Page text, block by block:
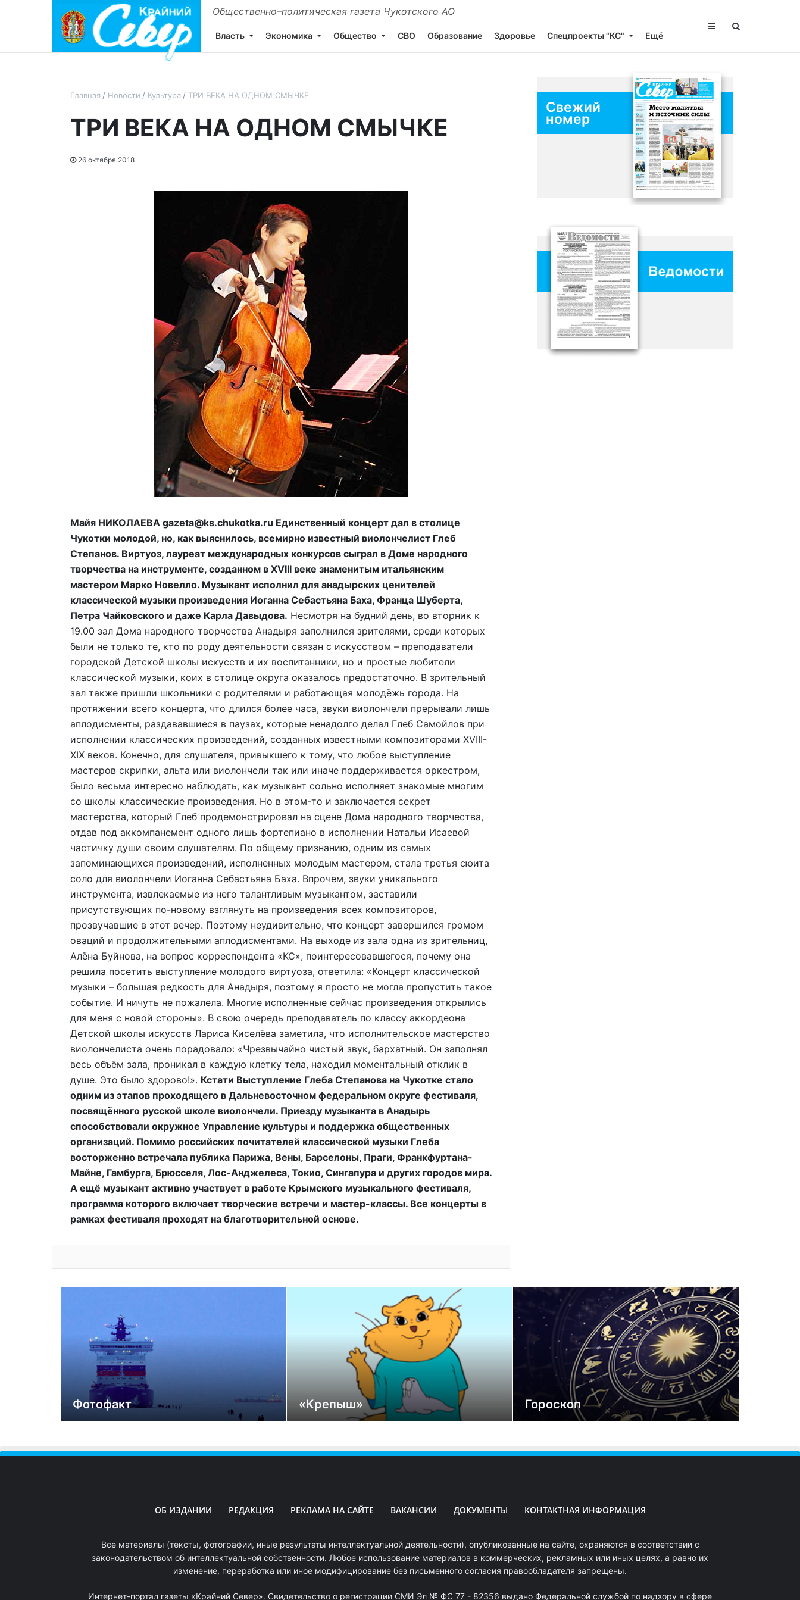
Общественно–политическая газета Чукотского АО
Власть Экономика Общество СВО Образование Здоровье Спецпроекты "КС" Ещё
Главная Новости Культура ТРИ ВЕКА НА ОДНОМ СМЫЧКЕ
ТРИ ВЕКА НА ОДНОМ СМЫЧКЕ
26 октября 2018
Майя НИКОЛАЕВА gazeta@ks.chukotka.ru Единственный концерт дал в столице
Чукотки молодой, но, как выяснилось, всемирно известный виолончелист Глеб
Степанов. Виртуоз, лауреат международных конкурсов сыграл в Доме народного
творчества на инструменте, созданном в XVIII веке знаменитым итальянским
мастером Марко Новелло. Музыкант исполнил для анадырских ценителей
классической музыки произведения Иоганна Себастьяна Баха, Франца Шуберта,
Петра Чайковского и даже Карла Давыдова. Несмотря на будний день, во вторник к
19.00 зал Дома народного творчества Анадыря заполнился зрителями, среди которых
были не только те, кто по роду деятельности связан с искусством – преподаватели
городской Детской школы искусств и их воспитанники, но и простые любители
классической музыки, коих в столице округа оказалось предостаточно. В зрительный
зал также пришли школьники с родителями и работающая молодёжь города. На
протяжении всего концерта, что длился более часа, звуки виолончели прерывали лишь
аплодисменты, раздававшиеся в паузах, которые ненадолго делал Глеб Самойлов при
исполнении классических произведений, созданных известными композиторами XVIII-
XIX веков. Конечно, для слушателя, привыкшего к тому, что любое выступление
мастеров скрипки, альта или виолончели так или иначе поддерживается оркестром,
было весьма интересно наблюдать, как музыкант сольно исполняет знакомые многим
со школы классические произведения. Но в этом-то и заключается секрет
мастерства, который Глеб продемонстрировал на сцене Дома народного творчества,
отдав под аккомпанемент одного лишь фортепиано в исполнении Натальи Исаевой
частичку души своим слушателям. По общему признанию, одним из самых
запоминающихся произведений, исполненных молодым мастером, стала третья сюита
соло для виолончели Иоганна Себастьяна Баха. Впрочем, звуки уникального
инструмента, извлекаемые из него талантливым музыкантом, заставили
присутствующих по-новому взглянуть на произведения всех композиторов,
прозвучавшие в этот вечер. Поэтому неудивительно, что концерт завершился громом
оваций и продолжительными аплодисментами. На выходе из зала одна из зрительниц,
Алёна Буйнова, на вопрос корреспондента «КС», поинтересовавшегося, почему она
решила посетить выступление молодого виртуоза, ответила: «Концерт классической
музыки – большая редкость для Анадыря, поэтому я просто не могла пропустить такое
событие. И ничуть не пожалела. Многие исполненные сейчас произведения открылись
для меня с новой стороны». В свою очередь преподаватель по классу аккордеона
Детской школы искусств Лариса Киселёва заметила, что исполнительское мастерство
виолончелиста очень порадовало: «Чрезвычайно чистый звук, бархатный. Он заполнял
весь объём зала, проникал в каждую клетку тела, находил моментальный отклик в
душе. Это было здорово!». Кстати Выступление Глеба Степанова на Чукотке стало
одним из этапов проходящего в Дальневосточном федеральном округе фестиваля,
посвящённого русской школе виолончели. Приезду музыканта в Анадырь
способствовали окружное Управление культуры и поддержка общественных
организаций. Помимо российских почитателей классической музыки Глеба
восторженно встречала публика Парижа, Вены, Барселоны, Праги, Франкфуртана-
Майне, Гамбурга, Брюсселя, Лос-Анджелеса, Токио, Сингапура и других городов мира.
А ещё музыкант активно участвует в работе Крымского музыкального фестиваля,
программа которого включает творческие встречи и мастер-классы. Все концерты в
рамках фестиваля проходят на благотворительной основе.
Свежий
номер
Фотофакт «Крепыш» Гороскоп
ОБ ИЗДАНИИ РЕДАКЦИЯ РЕКЛАМА НА САЙТЕ ВАКАНСИИ ДОКУМЕНТЫ КОНТАКТНАЯ ИНФОРМАЦИЯ
Все материалы (тексты, фотографии, иные результаты интеллектуальной деятельности), опубликованные на сайте, охраняются в соответствии с
законодательством об интеллектуальной собственности. Любое использование материалов в коммерческих, рекламных или иных целях, а равно их
изменение, переработка или иное модифицирование без письменного согласия правообладателя запрещены.
Интернет-портал газеты «Крайний Север». Свидетельство о регистрации СМИ Эл № ФС 77 - 82356 выдано Федеральной службой по надзору в сфере